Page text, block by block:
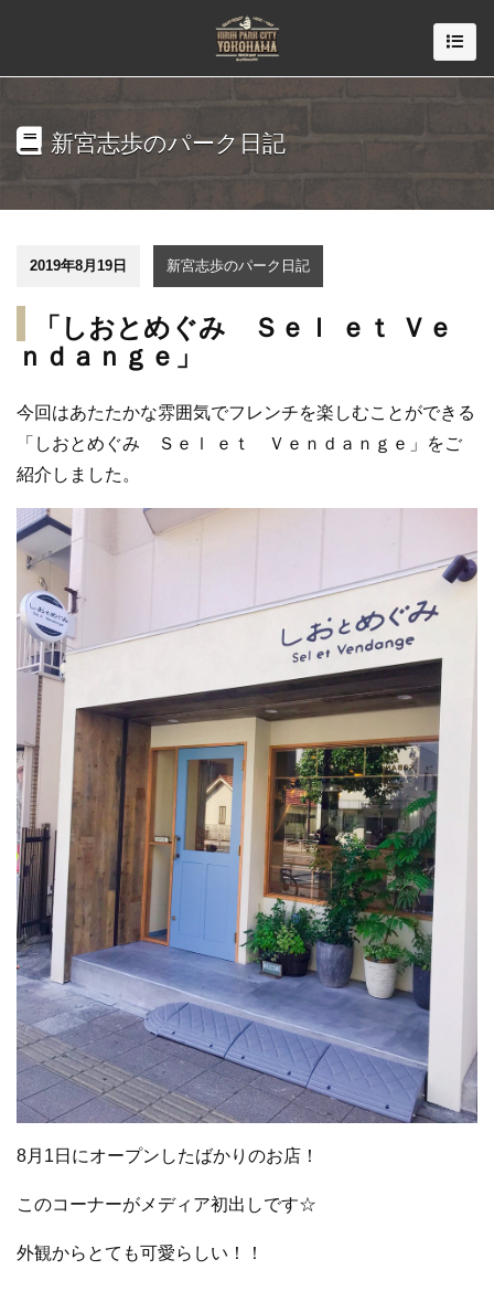
新宮志歩のパーク日記
2019年8月19日 新宮志歩のパーク日記
「しおとめぐみ Ｓｅｌ ｅｔ Ｖｅ
ｎｄａｎｇｅ」
今回はあたたかな雰囲気でフレンチを楽しむことができる
「しおとめぐみ Ｓｅｌ ｅｔ Ｖｅｎｄａｎｇｅ」をご
紹介しました。
8月1日にオープンしたばかりのお店！
このコーナーがメディア初出しです☆
外観からとても可愛らしい！！